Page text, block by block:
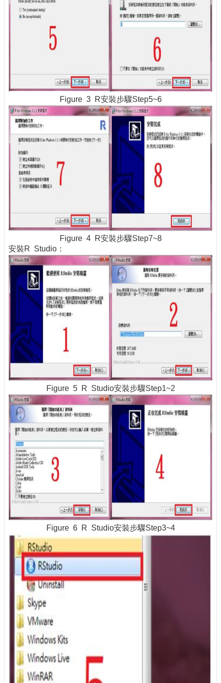
導
產
業
欄
Figure 3 R安裝步驟Step5~6
Figure 4 R安裝步驟Step7~8
安裝R Studio：
Figure 5 R Studio安裝步驟Step1~2
Figure 6 R Studio安裝步驟Step3~4